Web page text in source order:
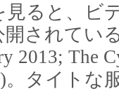
見ると、ビ
されてい
2013; The
。タイトな